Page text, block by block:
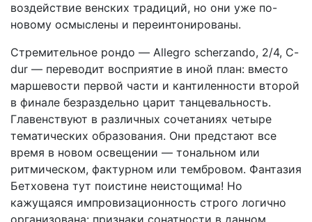
воздействие венских традиций, но они уже по-
новому осмыслены и переинтонированы.
Стремительное рондо — Allegro scherzando, 2/4, C-
dur — переводит восприятие в иной план: вместо
маршевости первой части и кантиленности второй
в финале безраздельно царит танцевальность.
Главенствуют в различных сочетаниях четыре
тематических образования. Они предстают все
время в новом освещении — тональном или
ритмическом, фактурном или тембровом. Фантазия
Бетховена тут поистине неистощима! Но
кажущаяся импровизационность строго логично
организована: признаки сонатности в данном